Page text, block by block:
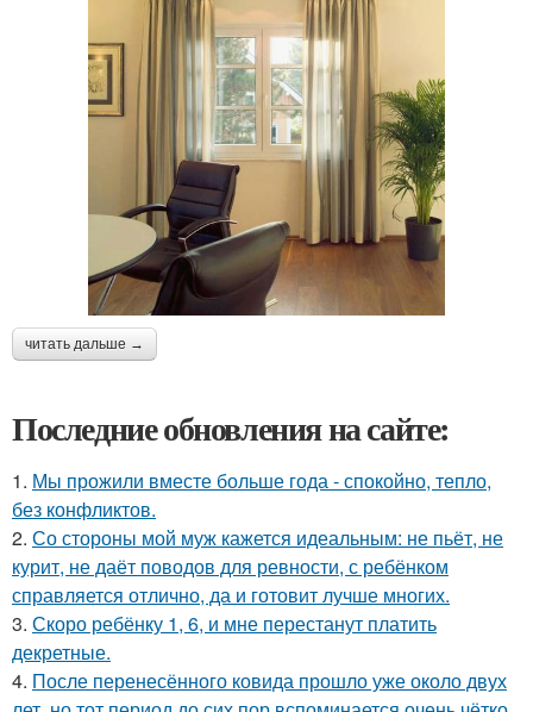
читать дальше →
Последние обновления на сайте:
1. Мы прожили вместе больше года - спокойно, тепло,
без конфликтов.
2. Со стороны мой муж кажется идеальным: не пьёт, не
курит, не даёт поводов для ревности, с ребёнком
справляется отлично, да и готовит лучше многих.
3. Скоро ребёнку 1, 6, и мне перестанут платить
декретные.
4. После перенесённого ковида прошло уже около двух